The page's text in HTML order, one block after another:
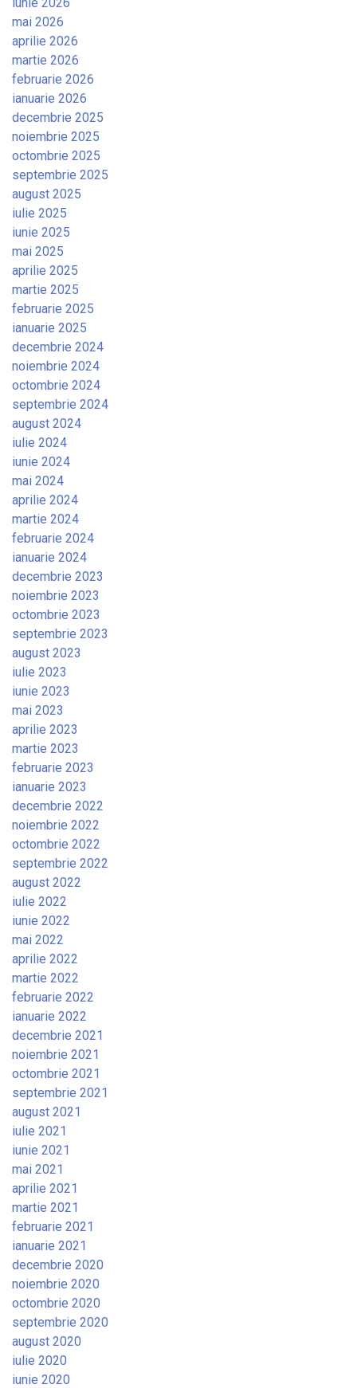
mai 2026
aprilie 2026
martie 2026
februarie 2026
ianuarie 2026
decembrie 2025
noiembrie 2025
octombrie 2025
septembrie 2025
august 2025
iulie 2025
iunie 2025
mai 2025
aprilie 2025
martie 2025
februarie 2025
ianuarie 2025
decembrie 2024
noiembrie 2024
octombrie 2024
septembrie 2024
august 2024
iulie 2024
iunie 2024
mai 2024
aprilie 2024
martie 2024
februarie 2024
ianuarie 2024
decembrie 2023
noiembrie 2023
octombrie 2023
septembrie 2023
august 2023
iulie 2023
iunie 2023
mai 2023
aprilie 2023
martie 2023
februarie 2023
ianuarie 2023
decembrie 2022
noiembrie 2022
octombrie 2022
septembrie 2022
august 2022
iulie 2022
iunie 2022
mai 2022
aprilie 2022
martie 2022
februarie 2022
ianuarie 2022
decembrie 2021
noiembrie 2021
octombrie 2021
septembrie 2021
august 2021
iulie 2021
iunie 2021
mai 2021
aprilie 2021
martie 2021
februarie 2021
ianuarie 2021
decembrie 2020
noiembrie 2020
octombrie 2020
septembrie 2020
august 2020
iulie 2020
iunie 2020